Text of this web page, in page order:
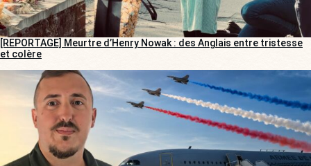
[REPORTAGE] Meurtre d’Henry Nowak : des Anglais entre tristesse
et colère